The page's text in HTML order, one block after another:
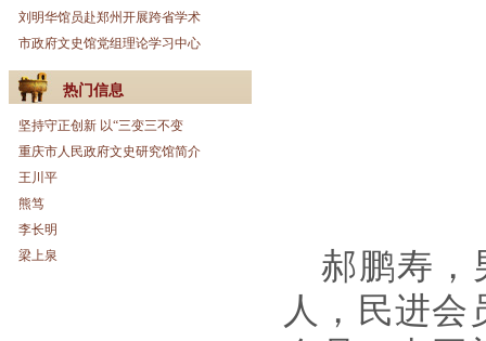
刘明华馆员赴郑州开展跨省学术
市政府文史馆党组理论学习中心
热门信息
坚持守正创新 以“三变三不变
重庆市人民政府文史研究馆简介
王川平
熊笃
李长明
梁上泉
郝鹏寿，
人，民进会